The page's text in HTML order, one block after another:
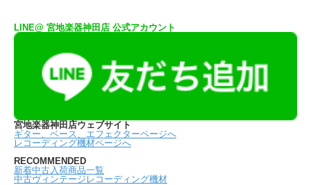
LINE@ 宮地楽器神田店 公式アカウント
宮地楽器神田店ウェブサイト
ギター、ベース、エフェクターページへ
レコーディング機材ページへ
RECOMMENDED
新着中古入荷商品一覧
中古ヴィンテージレコーディング機材